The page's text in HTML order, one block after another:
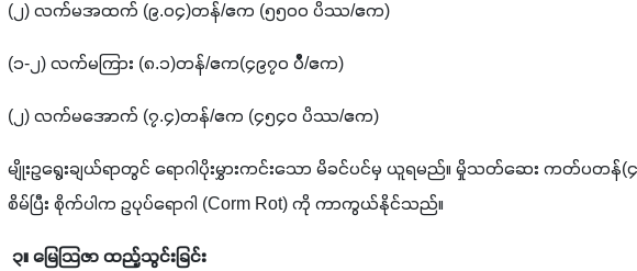
(၂) လက်မအထက် (၉.၀၄)တန်/ဧက (၅၅၀၀ ပိဿ/ဧက)
(၁-၂) လက်မကြား (၈.၁)တန်/ဧက(၄၉၇၀ ပိႆ/ဧက)
(၂) လက်မအောက် (၇.၄)တန်/ဧက (၄၅၄၀ ပိဿ/ဧက)
မျိုးဥရွေးချယ်ရာတွင် ရောဂါပိုးမွှားကင်းသော မိခင်ပင်မှ ယူရမည်။ မှိုသတ်ဆေး ကတ်ပတန်
စိမ်ပြီး စိုက်ပါက ဥပုပ်ရောဂါ (Corm Rot) ကို ကာကွယ်နိုင်သည်။
၃။ မြေသြဇာ ထည့်သွင်းခြင်း